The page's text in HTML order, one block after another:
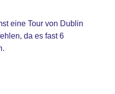
eine Tour von Dublin
da es fast 6